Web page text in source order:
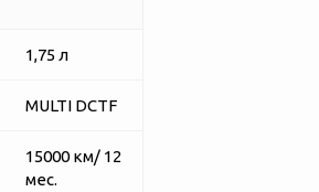
1,75 л
MULTI DCTF
15000 км/ 12
мес.